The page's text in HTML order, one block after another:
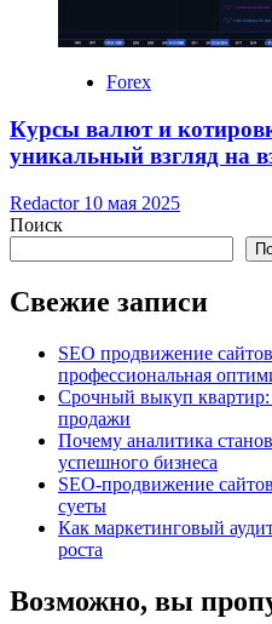
Forex
Курсы валют и
уникальный взгляд на
Redactor 10 мая 2025
Поиск
Свежие записи
SEO продвижение
профессиональная
Срочный выкуп квартир:
продажи
Почему аналитика
успешного бизнеса
SEO-продвижение
суеты
Как маркетинговый
роста
Возможно, вы